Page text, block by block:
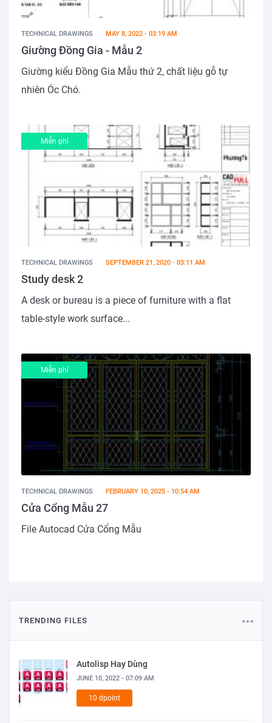
TECHNICAL DRAWINGS MAY 8, 2022 - 03:19 AM
Giường Đồng Gia - Mẫu 2
Giường kiểu Đồng Gia Mẫu thứ 2, chất liệu gỗ tự
nhiên Óc Chó.
Miễn phí
TECHNICAL DRAWINGS SEPTEMBER 21, 2020 - 03:11 AM
Study desk 2
A desk or bureau is a piece of furniture with a flat
table-style work surface...
Miễn phí
TECHNICAL DRAWINGS FEBRUARY 10, 2025 - 10:54 AM
Cửa Cổng Mẫu 27
File Autocad Cửa Cổng Mẫu
TRENDING FILES
Autolisp Hay Dùng
JUNE 10, 2022 - 07:09 AM
10 dpoint